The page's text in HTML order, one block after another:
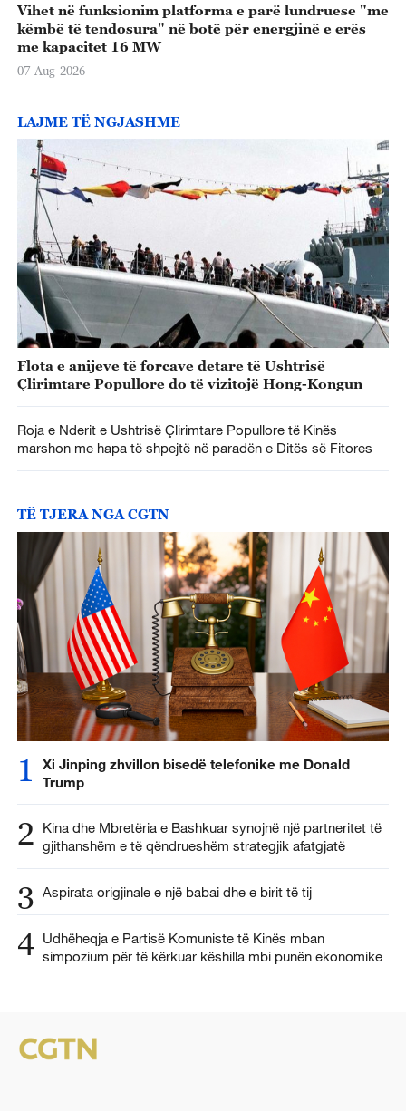
Vihet në funksionim platforma e parë lundruese "me
këmbë të tendosura" në botë për energjinë e erës
me kapacitet 16 MW
07-Aug-2026
LAJME TË NGJASHME
Flota e anijeve të forcave detare të Ushtrisë
Çlirimtare Popullore do të vizitojë Hong-Kongun
Roja e Nderit e Ushtrisë Çlirimtare Popullore të Kinës
marshon me hapa të shpejtë në paradën e Ditës së Fitores
TË TJERA NGA CGTN
1
Xi Jinping zhvillon bisedë telefonike me Donald
Trump
2
Kina dhe Mbretëria e Bashkuar synojnë një partneritet të
gjithanshëm e të qëndrueshëm strategjik afatgjatë
3 Aspirata origjinale e një babai dhe e birit të tij
4 Udhëheqja e Partisë Komuniste të Kinës mban
simpozium për të kërkuar këshilla mbi punën ekonomike